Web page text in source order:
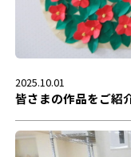
2025.10.01
皆さまの作品をご紹